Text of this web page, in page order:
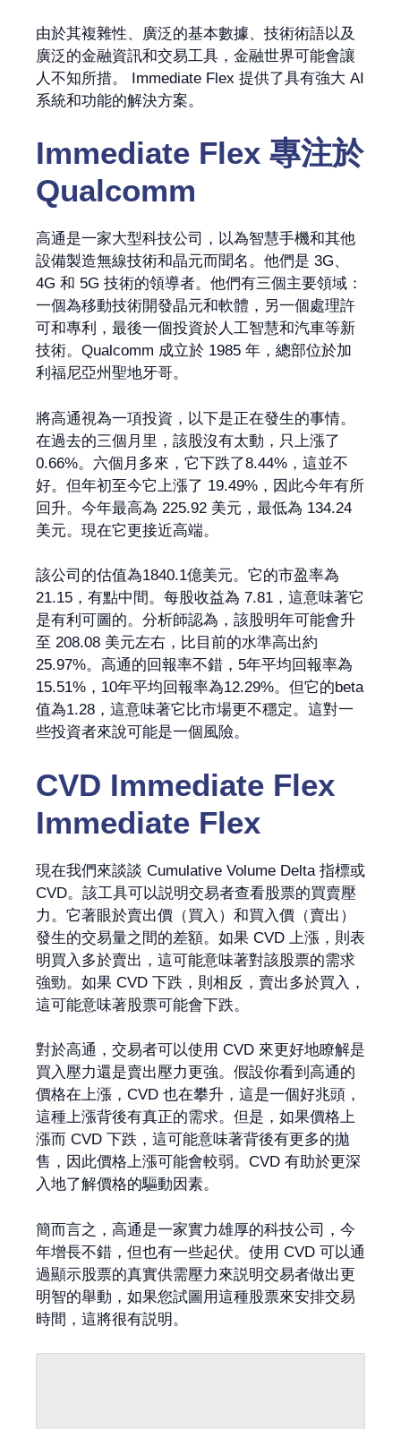
由於其複雜性、廣泛的基本數據、技術術語以及
廣泛的金融資訊和交易工具，金融世界可能會讓
人不知所措。 Immediate Flex 提供了具有強大 AI
系統和功能的解決方案。
Immediate Flex 專注於
Qualcomm
高通是一家大型科技公司，以為智慧手機和其他
設備製造無線技術和晶元而聞名。他們是 3G、
4G 和 5G 技術的領導者。他們有三個主要領域：
一個為移動技術開發晶元和軟體，另一個處理許
可和專利，最後一個投資於人工智慧和汽車等新
技術。Qualcomm 成立於 1985 年，總部位於加
利福尼亞州聖地牙哥。
將高通視為一項投資，以下是正在發生的事情。
在過去的三個月里，該股沒有太動，只上漲了
0.66%。六個月多來，它下跌了8.44%，這並不
好。但年初至今它上漲了 19.49%，因此今年有所
回升。今年最高為 225.92 美元，最低為 134.24
美元。現在它更接近高端。
該公司的估值為1840.1億美元。它的市盈率為
21.15，有點中間。每股收益為 7.81，這意味著它
是有利可圖的。分析師認為，該股明年可能會升
至 208.08 美元左右，比目前的水準高出約
25.97%。高通的回報率不錯，5年平均回報率為
15.51%，10年平均回報率為12.29%。但它的beta
值為1.28，這意味著它比市場更不穩定。這對一
些投資者來說可能是一個風險。
CVD Immediate Flex
Immediate Flex
現在我們來談談 Cumulative Volume Delta 指標或
CVD。該工具可以説明交易者查看股票的買賣壓
力。它著眼於賣出價（買入）和買入價（賣出）
發生的交易量之間的差額。如果 CVD 上漲，則表
明買入多於賣出，這可能意味著對該股票的需求
強勁。如果 CVD 下跌，則相反，賣出多於買入，
這可能意味著股票可能會下跌。
對於高通，交易者可以使用 CVD 來更好地瞭解是
買入壓力還是賣出壓力更強。假設你看到高通的
價格在上漲，CVD 也在攀升，這是一個好兆頭，
這種上漲背後有真正的需求。但是，如果價格上
漲而 CVD 下跌，這可能意味著背後有更多的拋
售，因此價格上漲可能會較弱。CVD 有助於更深
入地了解價格的驅動因素。
簡而言之，高通是一家實力雄厚的科技公司，今
年增長不錯，但也有一些起伏。使用 CVD 可以通
過顯示股票的真實供需壓力來説明交易者做出更
明智的舉動，如果您試圖用這種股票來安排交易
時間，這將很有説明。